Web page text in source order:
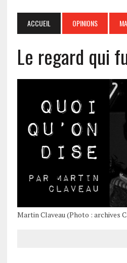
ACCUEIL OPINIONS
Le regard qui
Martin Claveau (Photo : archives